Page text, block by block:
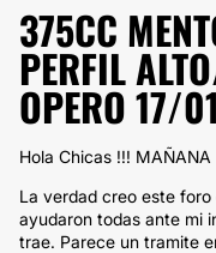
375CC
PERFIL
OPERO 17/01
Hola Chicas !!! MAÑANA
La verdad creo este
ayudaron todas ante mi
trae. Parece un tramite